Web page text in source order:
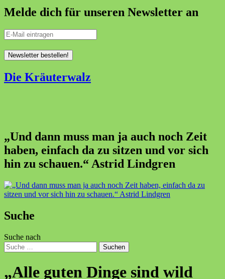
Melde dich für unseren Newsletter an
Die Kräuterwalz
„Und dann muss man ja auch noch Zeit
haben, einfach da zu sitzen und vor sich
hin zu schauen.“ Astrid Lindgren
Suche
Suche nach
Suchen
„Alle guten Dinge sind wild